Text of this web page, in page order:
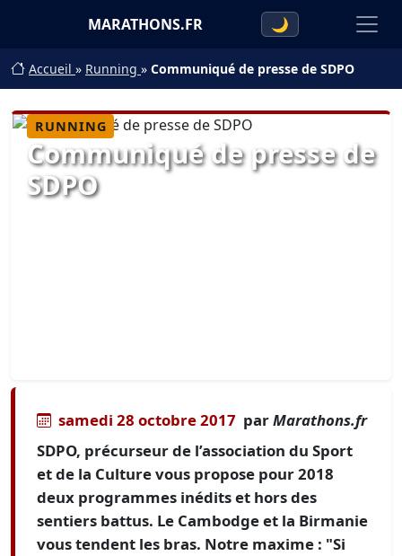
MARATHONS.FR 🌙
Accueil » Running » Communiqué de presse de SDPO
RUNNING
Communiqué de presse de
SDPO
samedi 28 octobre 2017 parMarathons.fr
SDPO, précurseur de l’association du Sport
et de la Culture vous propose pour 2018
deux programmes inédits et hors des
sentiers battus. Le Cambodge et la Birmanie
vous tendent les bras. Notre maxime : "Si